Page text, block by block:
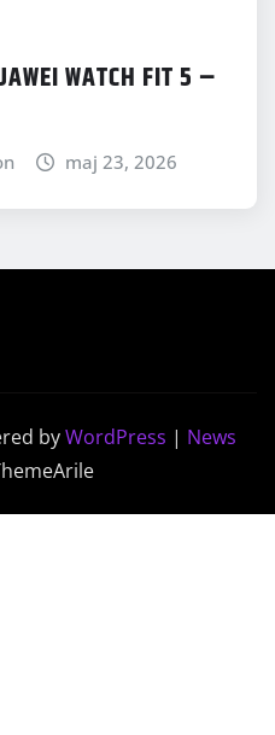
WATCH FIT 5 –
maj 23, 2026
byWordPress | News